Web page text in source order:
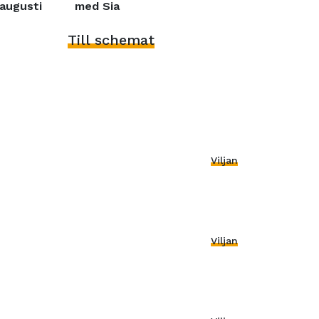
augusti med Sia
Till schemat
Viljan
Viljan